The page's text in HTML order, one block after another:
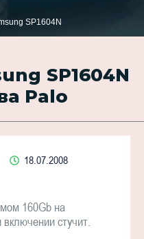
SP1604N
SP1604N
Palo
18.07.2008
160Gb на
стучит.